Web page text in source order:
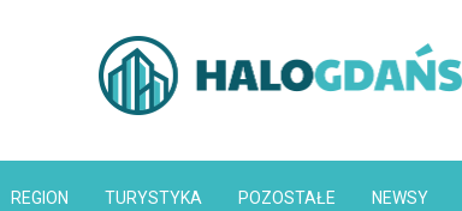
HaloGdańsk.pl
REGION TURYSTYKA POZOSTAŁE NEWSY